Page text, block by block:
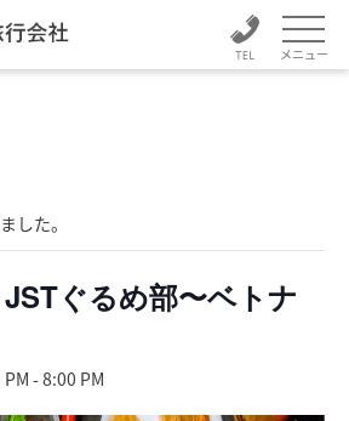
メニュー
した。
JSTぐるめ部〜ベトナ
-8:00 PM